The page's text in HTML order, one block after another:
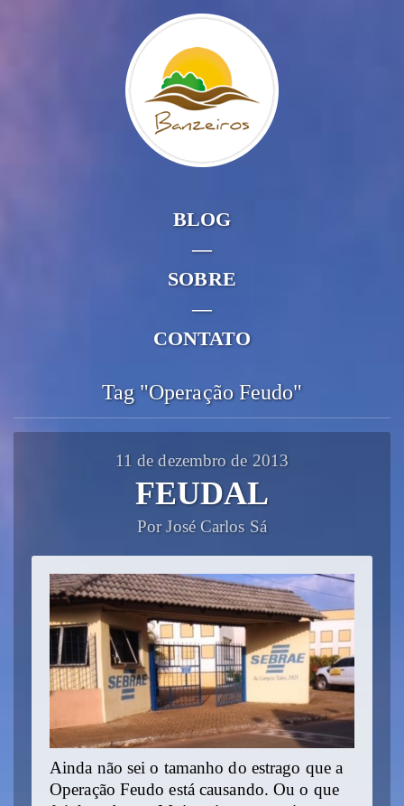
BLOG
—
SOBRE
—
CONTATO
Tag "Operação Feudo"
11 de dezembro de 2013
FEUDAL
Por José Carlos Sá
Ainda não sei o tamanho do estrago que a
Operação Feudo está causando. Ou o que